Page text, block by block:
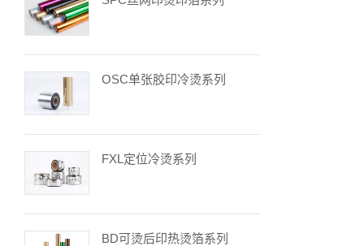
OSC单张胶印冷烫系列
FXL定位冷烫系列
BD可烫后印热烫箔系列